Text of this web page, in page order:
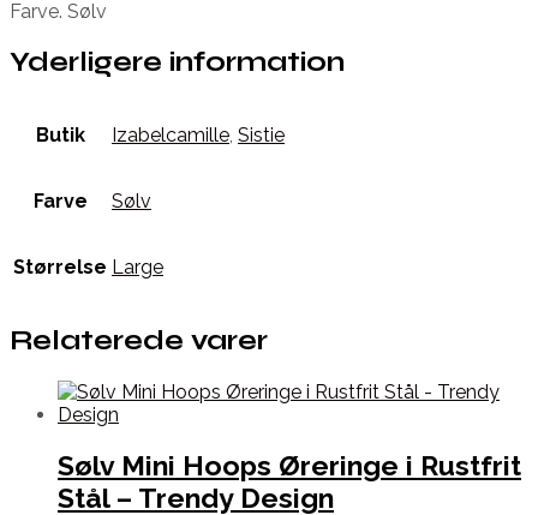
Farve. Sølv
Yderligere information
Butik Izabelcamille, Sistie
Farve Sølv
Størrelse Large
Relaterede varer
Sølv Mini Hoops Øreringe i Rustfrit
Stål – Trendy Design